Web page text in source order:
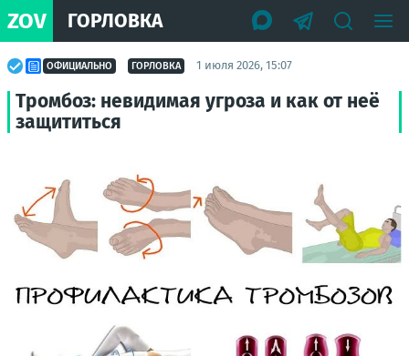
ZOV ГОРЛОВКА
ОФИЦИАЛЬНО ГОРЛОВКА 1 июля 2026, 15:07
Тромбоз: невидимая угроза и как от неё
защититься